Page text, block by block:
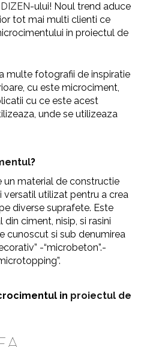
DIZEN-ului! Noul trend aduce
tot mai multi clienti ce
in proiectul de
multe fotografii de inspiratie
cu este microciment,
cu ce este acest
unde se utilizeaza
?
un material de constructie
versatil utilizat pentru a crea
diverse suprafete. Este
ciment, nisip, si rasini
cunoscut si sub denumirea
-“microbeton”.-
in proiectul de